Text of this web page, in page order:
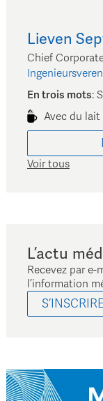
Lieven
Chief
En trois mots:
Avec du
Voir tous
L’actu
Recevez par e-
l’information
S’INSCRIRE